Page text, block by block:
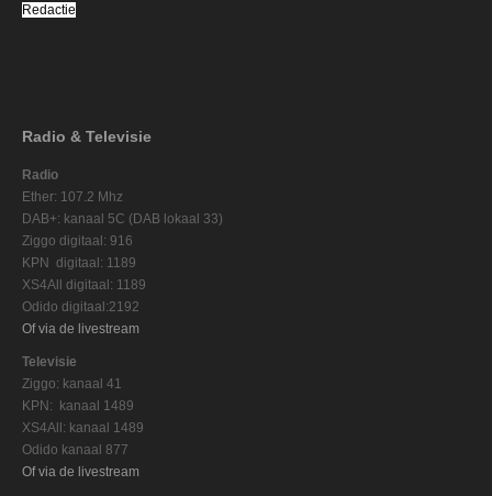
Redactie
Radio & Televisie
Radio
Ether: 107.2 Mhz
DAB+: kanaal 5C (DAB lokaal 33)
Ziggo digitaal: 916
KPN digitaal: 1189
XS4All digitaal: 1189
Odido digitaal:2192
Of via de livestream
Televisie
Ziggo: kanaal 41
KPN: kanaal 1489
XS4All: kanaal 1489
Odido kanaal 877
Of via de livestream